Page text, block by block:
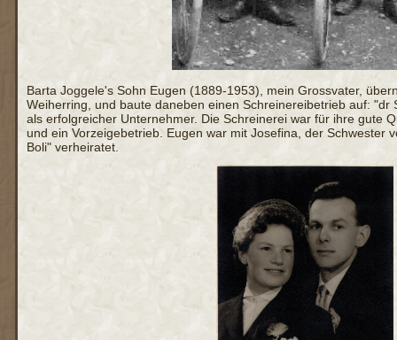
Barta Joggele's Sohn Eugen (1889-1953), mein Grossvater,
Weiherring, und baute daneben einen Schreinereibetrieb auf: "dr
als erfolgreicher Unternehmer. Die Schreinerei war für ihre gute
und ein Vorzeigebetrieb. Eugen war mit Josefina, der Schwester
Boli" verheiratet.